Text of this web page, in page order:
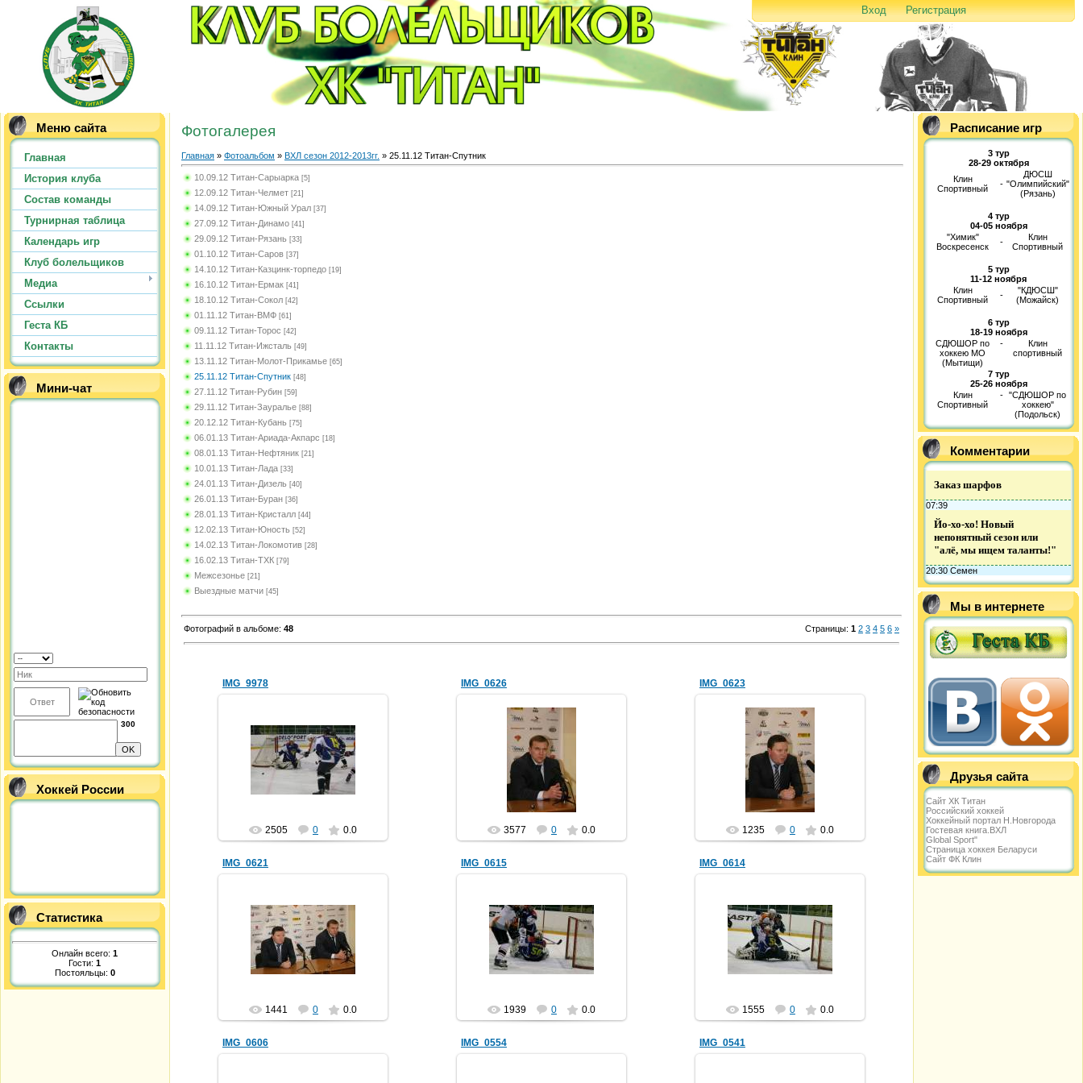
Вход Регистрация
Меню сайта
Главная
История клуба
Состав команды
Турнирная таблица
Календарь игр
Клуб болельщиков
Медиа
Ссылки
Геста КБ
Контакты
Мини-чат
300
Хоккей России
Статистика
Онлайн всего: 1
Гости: 1
Постояльцы: 0
Фотогалерея
Главная » Фотоальбом » ВХЛ сезон 2012-2013гг. » 25.11.12 Титан-Спутник
10.09.12 Титан-Сарыарка [5]
12.09.12 Титан-Челмет [21]
14.09.12 Титан-Южный Урал [37]
27.09.12 Титан-Динамо [41]
29.09.12 Титан-Рязань [33]
01.10.12 Титан-Саров [37]
14.10.12 Титан-Казцинк-торпедо [19]
16.10.12 Титан-Ермак [41]
18.10.12 Титан-Сокол [42]
01.11.12 Титан-ВМФ [61]
09.11.12 Титан-Торос [42]
11.11.12 Титан-Ижсталь [49]
13.11.12 Титан-Молот-Прикамье [65]
25.11.12 Титан-Спутник [48]
27.11.12 Титан-Рубин [59]
29.11.12 Титан-Зауралье [88]
20.12.12 Титан-Кубань [75]
06.01.13 Титан-Ариада-Акпарс [18]
08.01.13 Титан-Нефтяник [21]
10.01.13 Титан-Лада [33]
24.01.13 Титан-Дизель [40]
26.01.13 Титан-Буран [36]
28.01.13 Титан-Кристалл [44]
12.02.13 Титан-Юность [52]
14.02.13 Титан-Локомотив [28]
16.02.13 Титан-ТХК [79]
Межсезонье [21]
Выездные матчи [45]
Фотографий в альбоме: 48 Страницы: 1 2 3 4 5 6 »
IMG_9978
25.11.2012
shaera
2505 0 0.0
IMG_0626
25.11.2012
shaera
3577 0 0.0
IMG_0623
25.11.2012
shaera
1235 0 0.0
IMG_0621
25.11.2012
shaera
1441 0 0.0
IMG_0615
25.11.2012
shaera
1939 0 0.0
IMG_0614
25.11.2012
shaera
1555 0 0.0
IMG_0606 IMG_0554 IMG_0541
Расписание игр
3 тур
28-29 октября
Клин
Спортивный
-
ДЮСШ
"Олимпийский"
(Рязань)
4 тур
04-05 ноября
"Химик"
Воскресенск
-
Клин
Спортивный
5 тур
11-12 ноября
Клин
Спортивный
-
"КДЮСШ"
(Можайск)
6 тур
18-19 ноября
СДЮШОР по
хоккею МО
(Мытищи)
-
Клин
спортивный
7 тур
25-26 ноября
Клин
Спортивный
- "СДЮШОР по
хоккею"
(Подольск)
Комментарии
Заказ шарфов
07:39
Йо-хо-хо! Новый
непонятный сезон или
"алё, мы ищем таланты!"
20:30 Семен
Мы в интернете
Друзья сайта
Сайт ХК Титан
Российский хоккей
Хоккейный портал Н.Новгорода
Гостевая книга.ВХЛ
Global Sport"
Страница хоккея Беларуси
Сайт ФК Клин